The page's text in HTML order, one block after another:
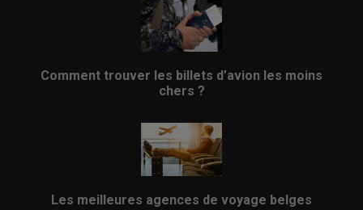
Comment trouver les billets d’avion les moins
chers ?
Les meilleures agences de voyage belges